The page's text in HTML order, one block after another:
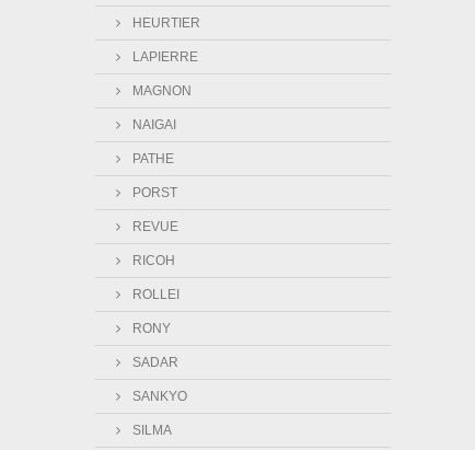
HEURTIER
LAPIERRE
MAGNON
NAIGAI
PATHE
PORST
REVUE
RICOH
ROLLEI
RONY
SADAR
SANKYO
SILMA